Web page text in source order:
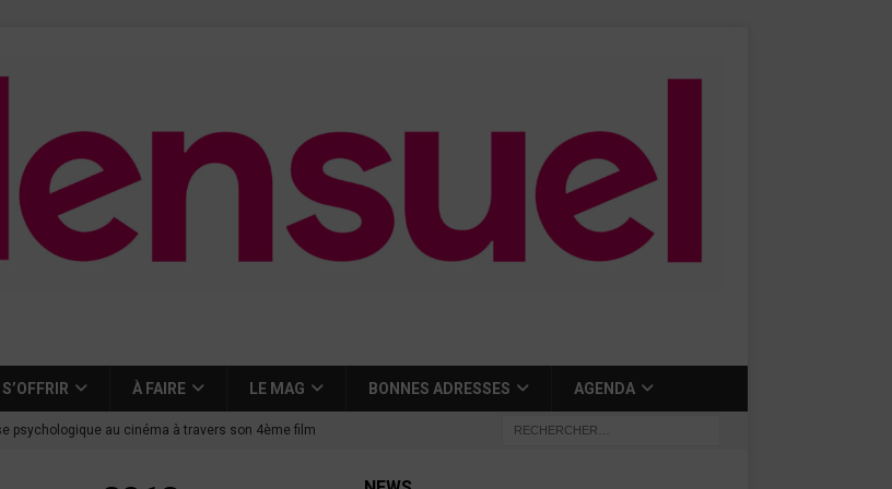
À FAIRE LE MAG BONNES ADRESSES AGENDA
psychologique au cinéma à travers son 4ème film